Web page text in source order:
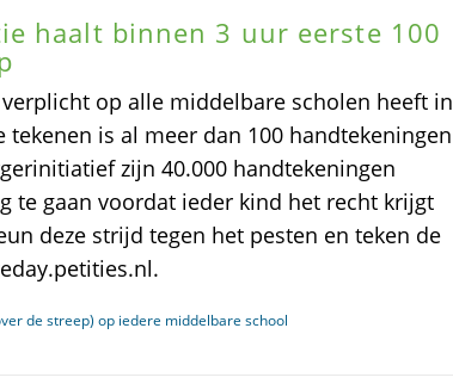
haalt binnen 3 uur eerste 100
op alle middelbare scholen heeft in
is al meer dan 100 handtekeningen
zijn 40.000 handtekeningen
te gaan voordat ieder kind het recht krijgt
deze strijd tegen het pesten en teken de
de streep) op iedere middelbare school